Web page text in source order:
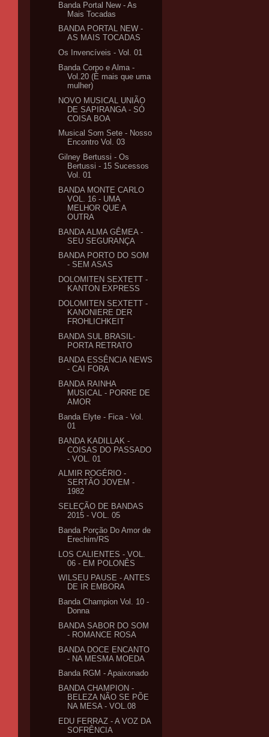
Banda Portal New - As
Mais Tocadas
BANDA PORTAL NEW -
AS MAIS TOCADAS
Os Invencíveis - Vol. 01
Banda Corpo e Alma -
Vol.20 (É mais que uma
mulher)
NOVO MUSICAL UNIÃO
DE SAPIRANGA - SÓ
COISA BOA
Musical Som Sete - Nosso
Encontro Vol. 03
Gilney Bertussi - Os
Bertussi - 15 Sucessos
Vol. 01
BANDA MONTE CARLO
VOL. 16 - UMA
MELHOR QUE A
OUTRA
BANDA ALMA GÊMEA -
SEU SEGURANÇA
BANDA PORTO DO SOM
- SEM ASAS
DOLOMITEN SEXTETT -
KANTON EXPRESS
DOLOMITEN SEXTETT -
KANONIERE DER
FROHLICHKEIT
BANDA SUL BRASIL-
PORTA RETRATO
BANDA ESSÊNCIA NEWS
- CAI FORA
BANDA RAINHA
MUSICAL - PORRE DE
AMOR
Banda Elyte - Fica - Vol.
01
BANDA KADILLAK -
COISAS DO PASSADO
- VOL. 01
ALMIR ROGÉRIO -
SERTÃO JOVEM -
1982
SELEÇÃO DE BANDAS
2015 - VOL. 05
Banda Porção Do Amor de
Erechim/RS
LOS CALIENTES - VOL.
06 - EM POLONÊS
WILSEU PAUSE - ANTES
DE IR EMBORA
Banda Champion Vol. 10 -
Donna
BANDA SABOR DO SOM
- ROMANCE ROSA
BANDA DOCE ENCANTO
- NA MESMA MOEDA
Banda RGM - Apaixonado
BANDA CHAMPION -
BELEZA NÃO SE PÕE
NA MESA - VOL.08
EDU FERRAZ - A VOZ DA
SOFRÊNCIA